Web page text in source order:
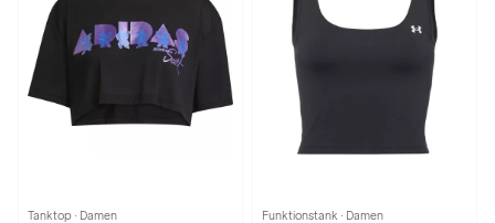
Tanktop · Damen Funktionstank · Damen